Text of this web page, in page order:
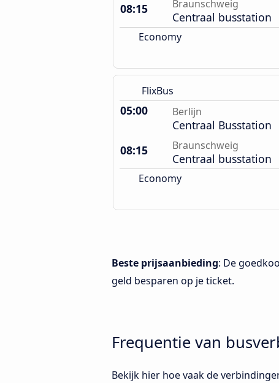
08:15 Braunschweig
Centraal busstation
Economy
FlixBus
05:00 Berlijn
Centraal Busstation
08:15
Braunschweig
Centraal busstation
Economy
Beste prijsaanbieding: De
geld besparen op je ticket.
Frequentie van
Bekijk hier hoe vaak de